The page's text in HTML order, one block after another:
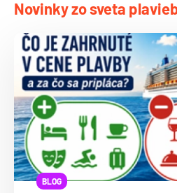
Oceania Regatta
Oceania Riviera
Oceania Sirena
Oceania Vista
P&O
Arcadia
Arvia
Aurora
Novinky zo sveta
BLOG